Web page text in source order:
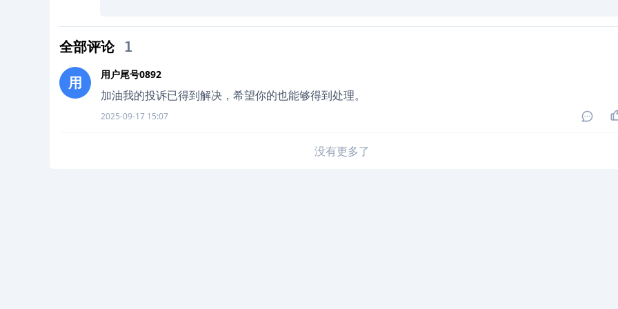
全部评论 1
用 用户尾号0892
加油我的投诉已得到解决，希望你的也能够得到处理。
2025-09-17 15:07
没有更多了